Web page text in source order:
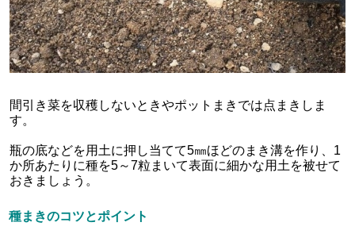
間引き菜を収穫しないときやポットまきでは点まきしま
す。
瓶の底などを用土に押し当てて5㎜ほどのまき溝を作り、1
か所あたりに種を5～7粒まいて表面に細かな用土を被せて
おきましょう。
種まきのコツとポイント